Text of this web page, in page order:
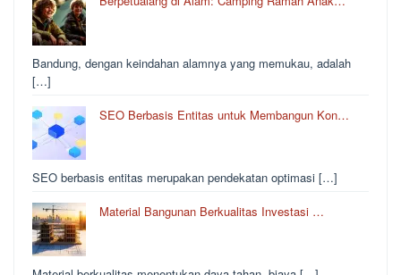
Bandung, dengan keindahan alamnya yang memukau, adalah
[…]
SEO Berbasis Entitas untuk Membangun Kon…
SEO berbasis entitas merupakan pendekatan optimasi […]
Material Bangunan Berkualitas Investasi …